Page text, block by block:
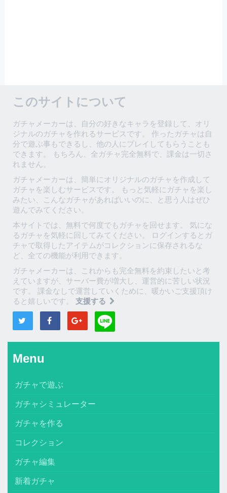
このサイトについて
ガチャメーカーは、自分の好きなキャラを登録して、オリ
ジナルのガチャを作れるサービスです。 作ったガチャは自
分で遊ぶ事もできるし、他の人にプレイしてもらうことも
できます。 もちろん、全ガチャ完全無料で、課金は一切さ
れません。
ガチャメーカーは、簡単にオリジナルのガチャを作成して
ガチャを楽しむサービスです。 もっと気軽にガチャを楽し
みたい、こんなガチャがあればいいのに、と思う人はぜひ
遊んでみてください。
本サイトでは、無料で何度でもガチャを回せます。 気にな
るガチャを気軽に回してみてください。 ログインするとガ
チャで取得したアイテムがコレクションに保存されるな
ど、全ての機能が利用できます。
ガチャメーカーは、これからも完全無料を約束したいと考
えていますが、サーバー費が増大し、運営的に苦しい状況
です。 課金なしで運営していくために、暖かいご支援頂け
ると嬉しいです。 支援する
Menu
ガチャで遊ぶ
ガチャシミュレーター
ガチャを作る
コレクション
ガチャ編集
新着ガチャ